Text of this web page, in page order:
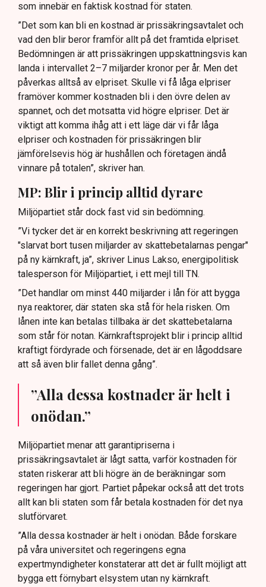
som innebär en faktisk kostnad för staten.
”Det som kan bli en kostnad är prissäkringsavtalet och
vad den blir beror framför allt på det framtida elpriset.
Bedömningen är att prissäkringen uppskattningsvis kan
landa i intervallet 2–7 miljarder kronor per år. Men det
påverkas alltså av elpriset. Skulle vi få låga elpriser
framöver kommer kostnaden bli i den övre delen av
spannet, och det motsatta vid högre elpriser. Det är
viktigt att komma ihåg att i ett läge där vi får låga
elpriser och kostnaden för prissäkringen blir
jämförelsevis hög är hushållen och företagen ändå
vinnare på totalen”, skriver han.
MP: Blir i princip alltid dyrare
Miljöpartiet står dock fast vid sin bedömning.
”Vi tycker det är en korrekt beskrivning att regeringen
"slarvat bort tusen miljarder av skattebetalarnas pengar"
på ny kärnkraft, ja”, skriver Linus Lakso, energipolitisk
talesperson för Miljöpartiet, i ett mejl till TN.
”Det handlar om minst 440 miljarder i lån för att bygga
nya reaktorer, där staten ska stå för hela risken. Om
lånen inte kan betalas tillbaka är det skattebetalarna
som står för notan. Kärnkraftsprojekt blir i princip alltid
kraftigt fördyrade och försenade, det är en lågoddsare
att så även blir fallet denna gång”.
”Alla dessa kostnader är helt i
onödan.”
Miljöpartiet menar att garantipriserna i
prissäkringsavtalet är lågt satta, varför kostnaden för
staten riskerar att bli högre än de beräkningar som
regeringen har gjort. Partiet påpekar också att det trots
allt kan bli staten som får betala kostnaden för det nya
slutförvaret.
”Alla dessa kostnader är helt i onödan. Både forskare
på våra universitet och regeringens egna
expertmyndigheter konstaterar att det är fullt möjligt att
bygga ett förnybart elsystem utan ny kärnkraft.